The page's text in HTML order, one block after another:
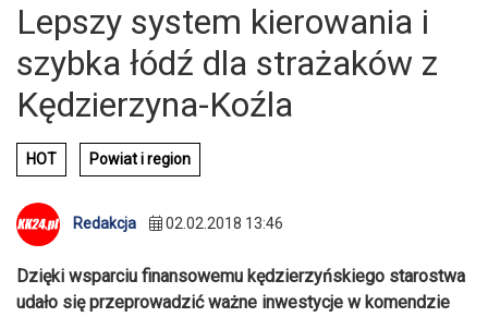
Lepszy system kierowania i
szybka łódź dla strażaków z
Kędzierzyna-Koźla
HOT Powiat i region
Redakcja 02.02.2018 13:46
Dzięki wsparciu finansowemu kędzierzyńskiego starostwa
udało się przeprowadzić ważne inwestycje w komendzie